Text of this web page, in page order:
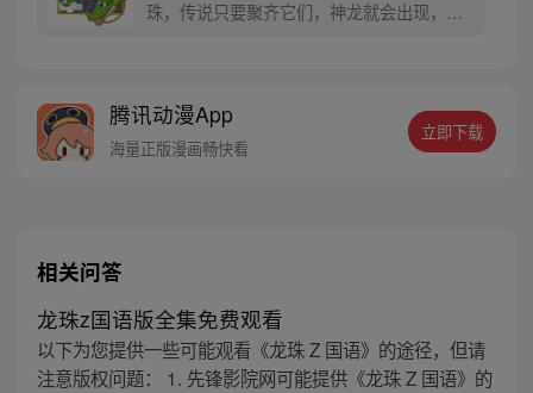
珠，传说只要聚齐它们，神龙就会出现，并
腾讯动漫App
海量正版漫画畅快看
立即下载
相关问答
龙珠z国语版全集免费观看
以下为您提供一些可能观看《龙珠 Z 国语》的途径，但请
注意版权问题： 1. 先锋影院网可能提供《龙珠 Z 国语》的